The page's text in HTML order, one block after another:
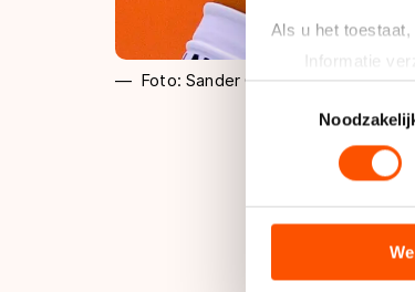
Als u het
Informatie
Uw apparaat
Lees meer over
toestemming op
analyseren. We
analyse. Zij
hun services.
Foto: Sander Chamid
reed
Esther